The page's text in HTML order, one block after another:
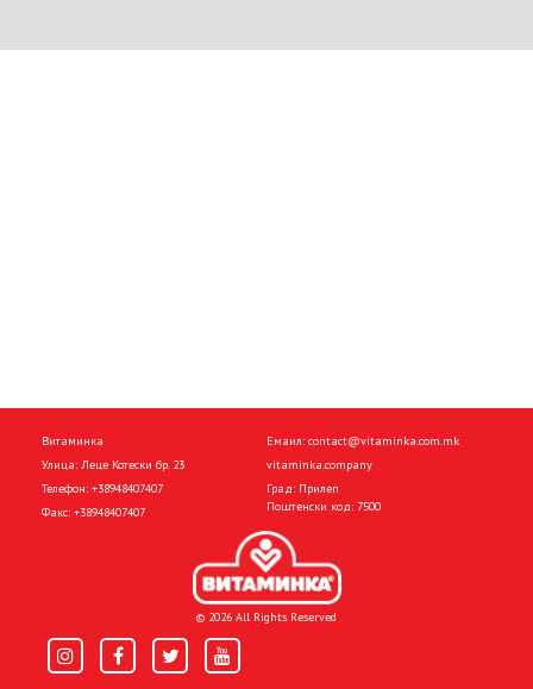
Витаминка
Улица: Леце Котески бр. 23
Телефон: +38948407407
Факс: +38948407407
Емаил: contact@vitaminka.com.mk
vitaminka.company
Град: Прилеп
Поштенски код: 7500
© 2026 All Rights Reserved